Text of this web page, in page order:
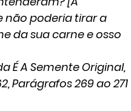
não poderia tirar a
da sua carne e osso
É A Semente Original,
Parágrafos 269 ao 271